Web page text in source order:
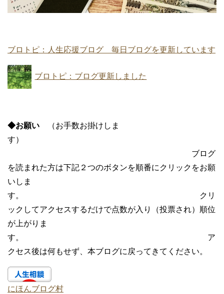
ブロトピ：人生応援ブログ 毎日ブログを更新しています
ブロトピ：ブログ更新しました
◆お願い （お手数お掛けしま
す）
ブログ
を読まれた方は下記２つのボタンを順番にクリックをお願
いしま
す。 クリ
ックしてアクセスするだけで点数が入り（投票され）順位
が上がりま
す。 ア
クセス後は何もせず、本ブログに戻ってきてください。
にほんブログ村